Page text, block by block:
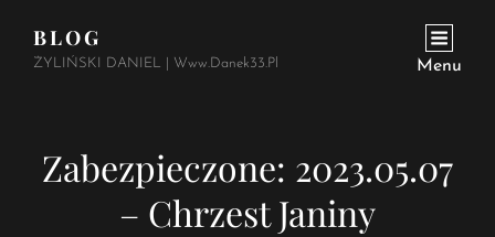
BLOG
ŻYLIŃSKI DANIEL | Www.danek33.pl Menu
Zabezpieczone: 2023.05.07
– Chrzest Janiny